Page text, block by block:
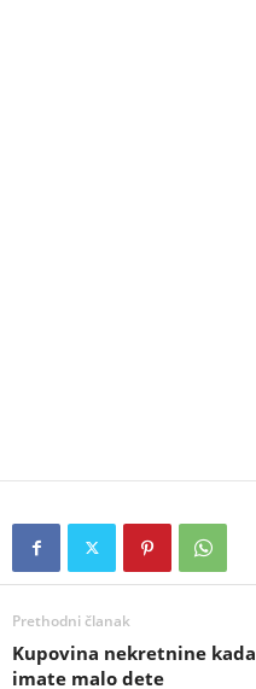
Prethodni članak
Kupovina nekretnine kada
imate malo dete